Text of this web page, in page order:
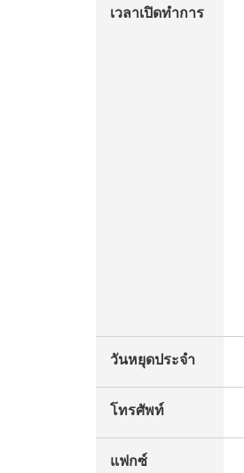
เวลาเปิดทำการ
วันหยุดประจำ
โทรศัพท์
แฟกซ์